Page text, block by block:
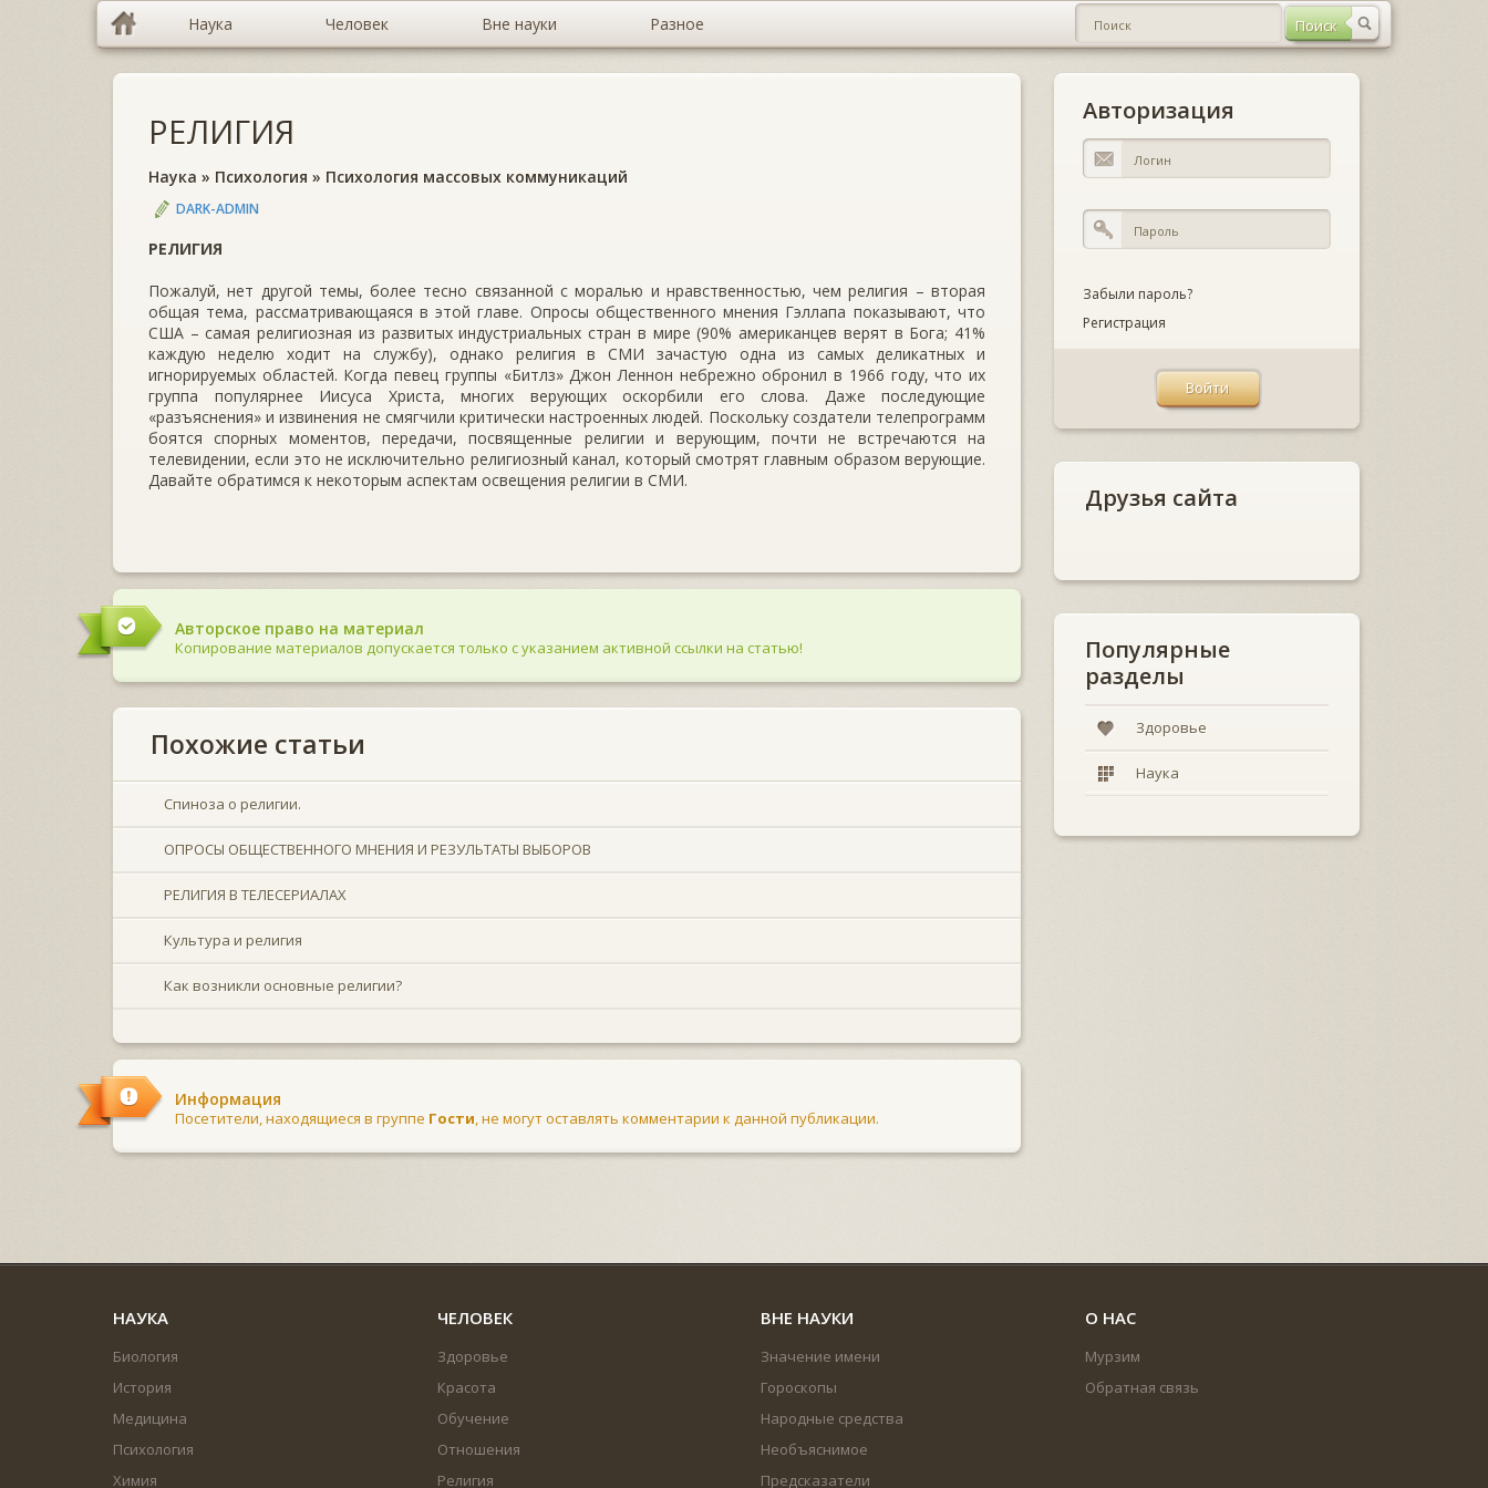
Наука Человек Вне науки Разное
РЕЛИГИЯ
Наука » Психология » Психология массовых коммуникаций
DARK-ADMIN
РЕЛИГИЯ
Пожалуй, нет другой темы, более тесно связанной с моралью и нравственностью, чем религия – вторая
общая тема, рассматривающаяся в этой главе. Опросы общественного мнения Гэллапа показывают, что
США – самая религиозная из развитых индустриальных стран в мире (90% американцев верят в Бога; 41%
каждую неделю ходит на службу), однако религия в СМИ зачастую одна из самых деликатных и
игнорируемых областей. Когда певец группы «Битлз» Джон Леннон небрежно обронил в 1966 году, что их
группа популярнее Иисуса Христа, многих верующих оскорбили его слова. Даже последующие
«разъяснения» и извинения не смягчили критически настроенных людей. Поскольку создатели телепрограмм
боятся спорных моментов, передачи, посвященные религии и верующим, почти не встречаются на
телевидении, если это не исключительно религиозный канал, который смотрят главным образом верующие.
Давайте обратимся к некоторым аспектам освещения религии в СМИ.
Авторское право на материал
Копирование материалов допускается только с указанием активной ссылки на статью!
Похожие статьи
Спиноза о религии.
ОПРОСЫ ОБЩЕСТВЕННОГО МНЕНИЯ И РЕЗУЛЬТАТЫ ВЫБОРОВ
РЕЛИГИЯ В ТЕЛЕСЕРИАЛАХ
Культура и религия
Как возникли основные религии?
Информация
Посетители, находящиеся в группе Гости, не могут оставлять комментарии к данной публикации.
Авторизация
Забыли пароль?
Регистрация
Друзья сайта
Популярные
разделы
Здоровье
Наука
НАУКА
Биология
История
Медицина
Психология
Химия
ЧЕЛОВЕК
Здоровье
Красота
Обучение
Отношения
Религия
ВНЕ НАУКИ
Значение имени
Гороскопы
Народные средства
Необъяснимое
Предсказатели
О НАС
Мурзим
Обратная связь